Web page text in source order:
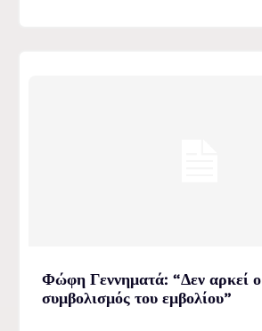
Φώφη Γεννηματά: “Δεν αρκεί ο
συμβολισμός του εμβολίου”